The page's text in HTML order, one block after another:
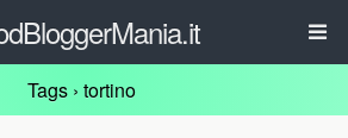
Tags › tortino